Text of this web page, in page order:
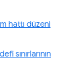
hattı düzeni
sınırlarının